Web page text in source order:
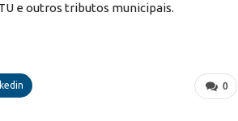
e outros tributos municipais.
0